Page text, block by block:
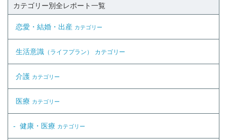
カテゴリー別全レポート一覧
恋愛・結婚・出産 カテゴリー
生活意識 （ライフプラン） カテゴリー
介護 カテゴリー
医療 カテゴリー
健康・医療 カテゴリー